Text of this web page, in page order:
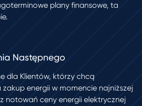
plany finansowe, ta
Następnego
dla Klientów, którzy chcą
energii w momencie najniższej
notowań ceny energii elektrycznej